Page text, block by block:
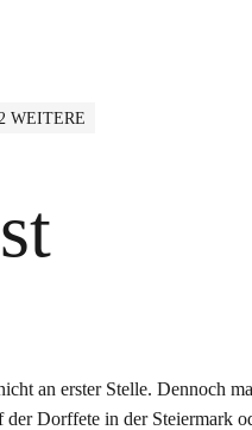
WEITERE
an erster Stelle. Dennoch
der Dorffete in der Steiermark